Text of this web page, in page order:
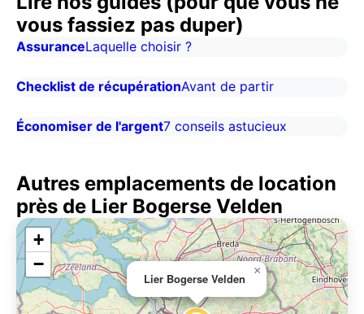
vous fassiez pas duper)
AssuranceLaquelle choisir ?
Checklist de récupérationAvant de partir
Économiser de l'argent7 conseils astucieux
Autres emplacements de location
près de Lier Bogerse Velden
Lier Bogerse Velden
×
+
−